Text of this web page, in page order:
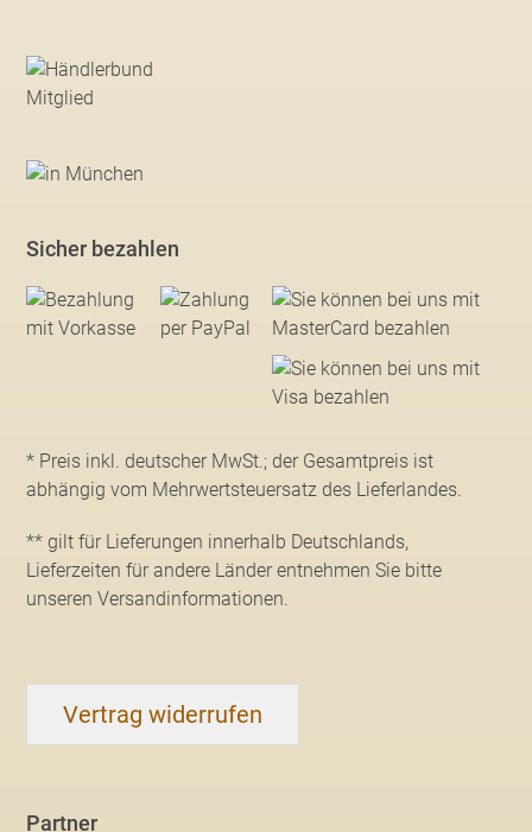
Sicher bezahlen
* Preis inkl. deutscher MwSt.; der Gesamtpreis ist
abhängig vom Mehrwertsteuersatz des Lieferlandes.
** gilt für Lieferungen innerhalb Deutschlands,
Lieferzeiten für andere Länder entnehmen Sie bitte
unseren Versandinformationen.
Vertrag widerrufen
Partner